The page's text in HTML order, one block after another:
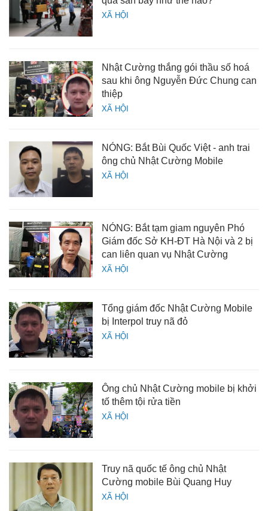
XÃ HỘI
XÃ HỘI
Nhật Cường thắng gói thầu số hoá
sau khi ông Nguyễn Đức Chung can
thiệp
XÃ HỘI
NÓNG: Bắt Bùi Quốc Việt - anh trai
ông chủ Nhật Cường Mobile
XÃ HỘI
NÓNG: Bắt tạm giam nguyên Phó
Giám đốc Sở KH-ĐT Hà Nội và 2 bị
can liên quan vụ Nhật Cường
XÃ HỘI
Tổng giám đốc Nhật Cường Mobile
bị Interpol truy nã đỏ
XÃ HỘI
Ông chủ Nhật Cường mobile bị khởi
tố thêm tội rửa tiền
XÃ HỘI
Truy nã quốc tế ông chủ Nhật
Cường mobile Bùi Quang Huy